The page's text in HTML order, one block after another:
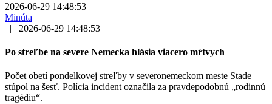
2026-06-29 14:48:53
Minúta
|
2026-06-29 14:48:53
Po streľbe na severe Nemecka hlásia viacero mŕtvych
Počet obetí pondelkovej streľby v severonemeckom meste Stade
stúpol na šesť. Polícia incident označila za pravdepodobnú „rodinnú
tragédiu“.